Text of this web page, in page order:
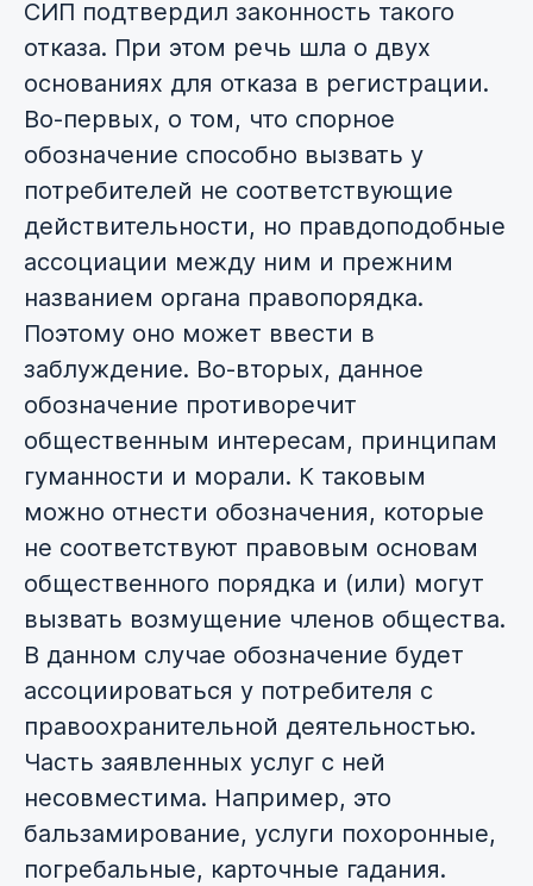
СИП подтвердил законность такого
отказа. При этом речь шла о двух
основаниях для отказа в регистрации.
Во-первых, о том, что спорное
обозначение способно вызвать у
потребителей не соответствующие
действительности, но правдоподобные
ассоциации между ним и прежним
названием органа правопорядка.
Поэтому оно может ввести в
заблуждение. Во-вторых, данное
обозначение противоречит
общественным интересам, принципам
гуманности и морали. К таковым
можно отнести обозначения, которые
не соответствуют правовым основам
общественного порядка и (или) могут
вызвать возмущение членов общества.
В данном случае обозначение будет
ассоциироваться у потребителя с
правоохранительной деятельностью.
Часть заявленных услуг с ней
несовместима. Например, это
бальзамирование, услуги похоронные,
погребальные, карточные гадания.